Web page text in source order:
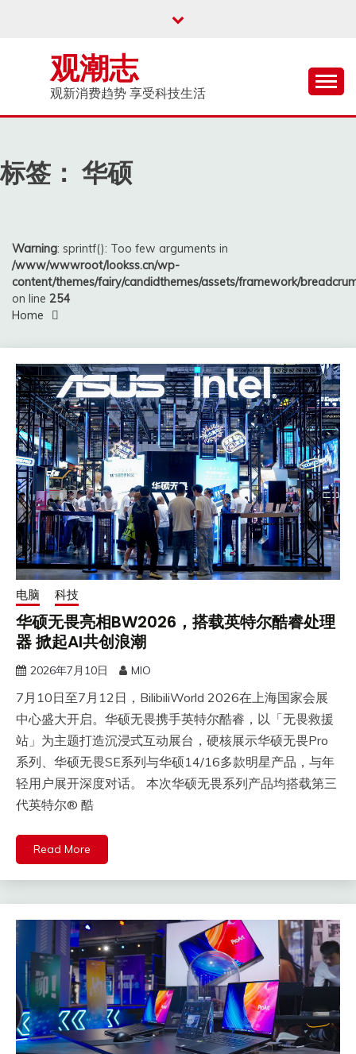
观潮志
观新消费趋势 享受科技生活
标签： 华硕
Warning: sprintf(): Too few arguments in
/www/wwwroot/lookss.cn/wp-
content/themes/fairy/candidthemes/assets/framework/
on line 254
Home
电脑 科技
华硕无畏亮相BW2026，搭载英特尔酷睿处理
器 掀起AI共创浪潮
2026年7月10日 MIO
​7月10日至7月12日，BilibiliWorld 2026在上海国家会展
中心盛大开启。华硕无畏携手英特尔酷睿，以「无畏救援
站」为主题打造沉浸式互动展台，硬核展示华硕无畏Pro
系列、华硕无畏SE系列与华硕14/16多款明星产品，与年
轻用户展开深度对话。 本次华硕无畏系列产品均搭载第三
代英特尔® 酷
Read More